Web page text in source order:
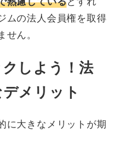
ムの法人会員権を取得
ん。
しよう！法
メリット
に大きなメリットが期